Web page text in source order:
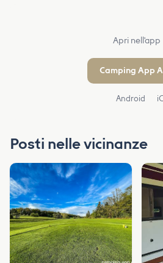
Apri nell'app
Camping App
Android
Posti nelle vicinanze